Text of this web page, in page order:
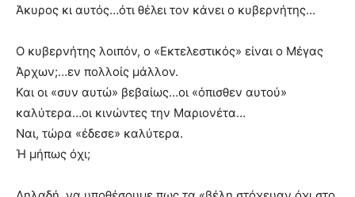
Άκυρος κι αυτός…ότι θέλει τον κάνει ο κυβερνήτης…
Ο κυβερνήτης λοιπόν, ο «Εκτελεστικός» είναι ο Μέγας
Άρχων;…εν πολλοίς μάλλον.
Και οι «συν αυτώ» βεβαίως…οι «όπισθεν αυτού»
καλύτερα…οι κινώντες την Μαριονέτα…
Ναι, τώρα «έδεσε» καλύτερα.
Ή μήπως όχι;